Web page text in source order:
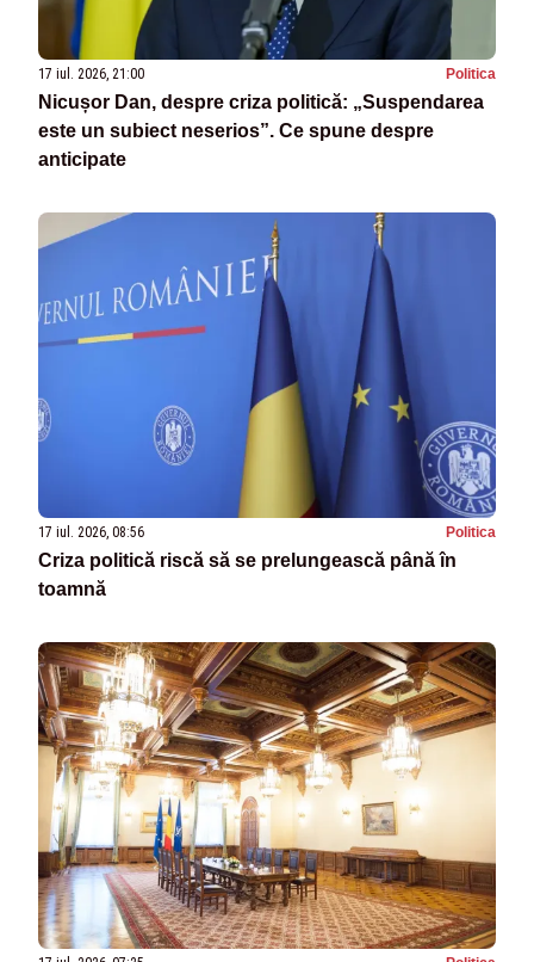
17 iul. 2026, 21:00 Politica
Nicușor Dan, despre criza politică: „Suspendarea
este un subiect neserios”. Ce spune despre
anticipate
17 iul. 2026, 08:56 Politica
Criza politică riscă să se prelungească până în
toamnă